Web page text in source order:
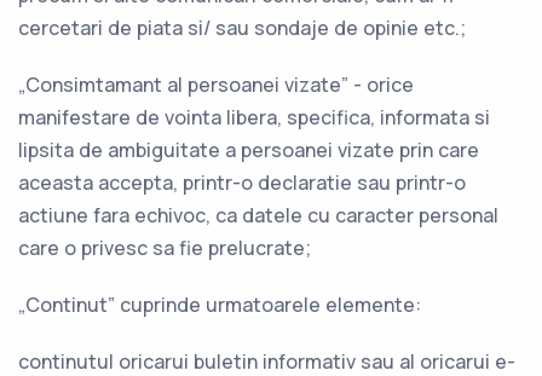
cercetari de piata si/ sau sondaje de opinie etc.;
„Consimtamant al persoanei vizate” - orice
manifestare de vointa libera, specifica, informata si
lipsita de ambiguitate a persoanei vizate prin care
aceasta accepta, printr-o declaratie sau printr-o
actiune fara echivoc, ca datele cu caracter personal
care o privesc sa fie prelucrate;
„Continut” cuprinde urmatoarele elemente:
continutul oricarui buletin informativ sau al oricarui e-